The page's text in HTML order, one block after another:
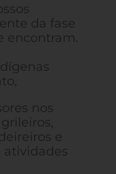
da fase
encontram.
nos
e